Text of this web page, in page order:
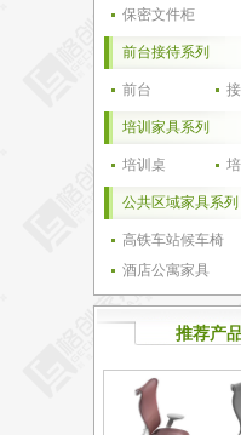
保密文件柜
前台接待系列
前台
培训家具系列
培训桌
公共区域家具系列
高铁车站候车椅
酒店公寓家具
推荐产